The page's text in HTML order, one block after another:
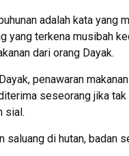
adalah kata yang
yang terkena musibah
dari orang Dayak.
penawaran
seseorang jika
sial.
saluang di hutan, badan